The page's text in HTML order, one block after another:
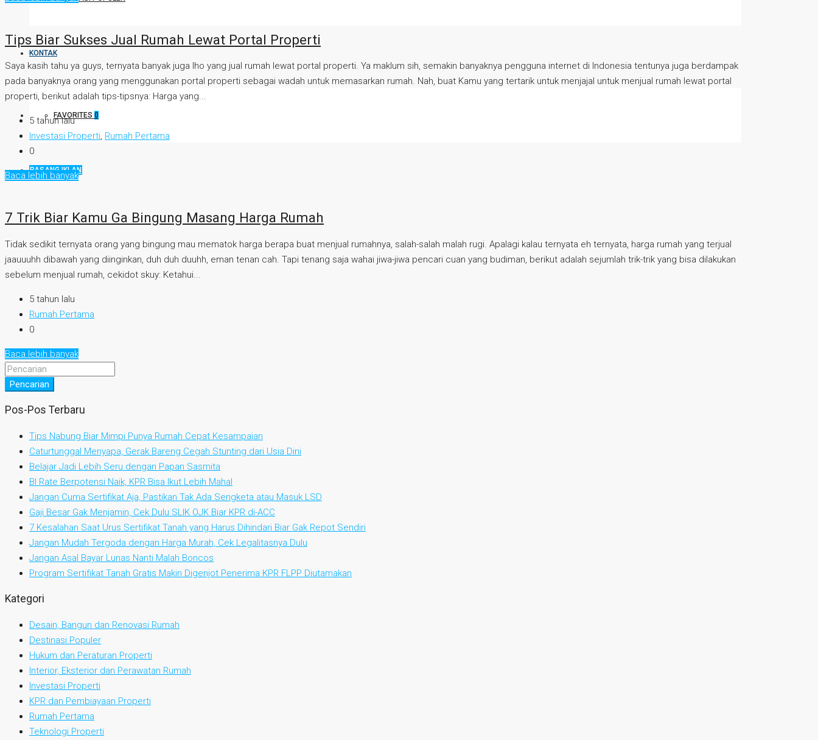
KONTAK
FAVORITES 0
PASANG IKLAN
Tips Biar Sukses Jual Rumah Lewat Portal Properti
Saya kasih tahu ya guys, ternyata banyak juga lho yang jual rumah lewat portal properti. Ya maklum sih, semakin banyaknya pengguna internet di Indonesia tentunya juga berdampak
pada banyaknya orang yang menggunakan portal properti sebagai wadah untuk memasarkan rumah. Nah, buat Kamu yang tertarik untuk menjajal untuk menjual rumah lewat portal
properti, berikut adalah tips-tipsnya: Harga yang...
5 tahun lalu
Investasi Properti, Rumah Pertama
0
Baca lebih banyak
7 Trik Biar Kamu Ga Bingung Masang Harga Rumah
Tidak sedikit ternyata orang yang bingung mau mematok harga berapa buat menjual rumahnya, salah-salah malah rugi. Apalagi kalau ternyata eh ternyata, harga rumah yang terjual
jaauuuhh dibawah yang diinginkan, duh duh duuhh, eman tenan cah. Tapi tenang saja wahai jiwa-jiwa pencari cuan yang budiman, berikut adalah sejumlah trik-trik yang bisa dilakukan
sebelum menjual rumah, cekidot skuy: Ketahui...
5 tahun lalu
Rumah Pertama
0
Baca lebih banyak
Pencarian
Pos-Pos Terbaru
Tips Nabung Biar Mimpi Punya Rumah Cepat Kesampaian
Caturtunggal Menyapa, Gerak Bareng Cegah Stunting dari Usia Dini
Belajar Jadi Lebih Seru dengan Papan Sasmita
BI Rate Berpotensi Naik, KPR Bisa Ikut Lebih Mahal
Jangan Cuma Sertifikat Aja, Pastikan Tak Ada Sengketa atau Masuk LSD
Gaji Besar Gak Menjamin, Cek Dulu SLIK OJK Biar KPR di-ACC
7 Kesalahan Saat Urus Sertifikat Tanah yang Harus Dihindari Biar Gak Repot Sendiri
Jangan Mudah Tergoda dengan Harga Murah, Cek Legalitasnya Dulu
Jangan Asal Bayar Lunas Nanti Malah Boncos
Program Sertifikat Tanah Gratis Makin Digenjot Penerima KPR FLPP Diutamakan
Kategori
Desain, Bangun dan Renovasi Rumah
Destinasi Populer
Hukum dan Peraturan Properti
Interior, Eksterior dan Perawatan Rumah
Investasi Properti
KPR dan Pembiayaan Properti
Rumah Pertama
Teknologi Properti